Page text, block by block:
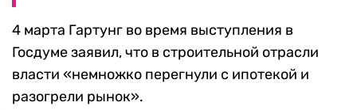
4 марта Гартунг во время выступления в
Госдуме заявил, что в строительной отрасли
власти «немножко перегнули с ипотекой и
разогрели рынок».